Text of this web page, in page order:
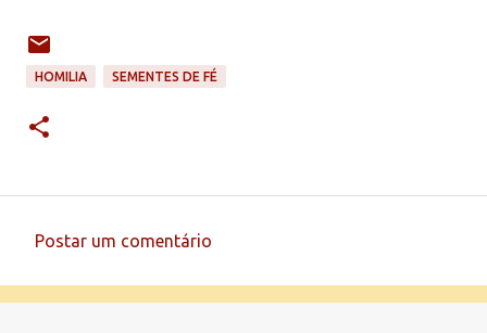
HOMILIA SEMENTES DE FÉ
Postar um comentário